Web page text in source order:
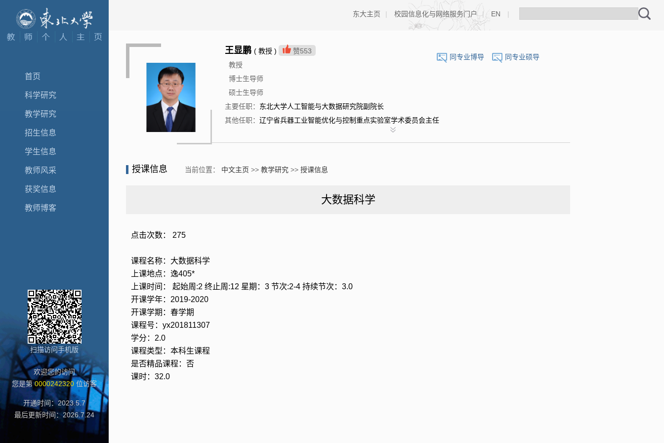
首页
科学研究
教学研究
招生信息
学生信息
教师风采
获奖信息
教师博客
扫描访问手机版
欢迎您的访问
您是第0000242320 位访客
开通时间：2023.5.7
最后更新时间：2026.7.24
东大主页 | 校园信息化与网络服务门户 | EN |
同专业博导 同专业硕导
王显鹏 ( 教授 ) 赞553
教授
博士生导师
硕士生导师
主要任职： 东北大学人工智能与大数据研究院副院长
其他任职： 辽宁省兵器工业智能优化与控制重点实验室学术委员会主任
授课信息 当前位置： 中文主页 >> 教学研究 >> 授课信息
大数据科学
点击次数： 275
课程名称：大数据科学
上课地点：逸405*
上课时间： 起始周:2 终止周:12 星期：3 节次:2-4 持续节次：3.0
开课学年：2019-2020
开课学期：春学期
课程号：yx201811307
学分：2.0
课程类型：本科生课程
是否精品课程：否
课时：32.0